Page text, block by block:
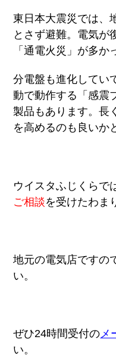
東日本大震災では、
とさず避難。電気が
「通電火災」が多か
分電盤も進化してい
動で動作する「感震
製品もあります。長
を高めるのも良いか
ウイスタふじくらで
ご相談を受けたわま
地元の電気店ですの
い。
ぜひ24時間受付のメ
い。